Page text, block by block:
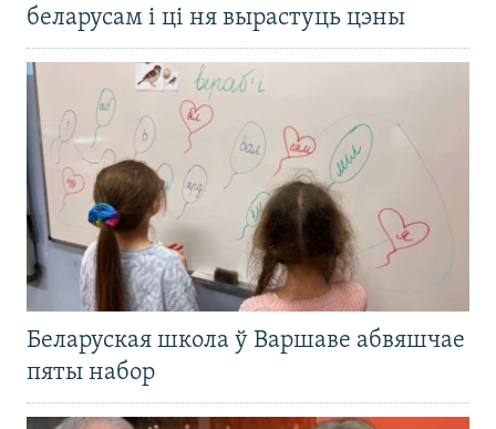
беларусам і ці ня вырастуць цэны
Беларуская школа ў Варшаве абвяшчае
пяты набор